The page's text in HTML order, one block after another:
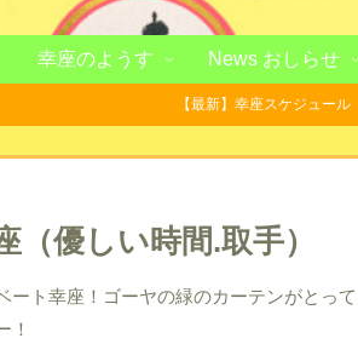
幸座のようす News おしらせ
【最新】幸座スケジュール
優しい時間.取手）
ート幸座！ゴーヤの緑のカーテンがとっ
！